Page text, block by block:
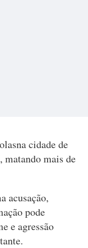
cidade de
mais de
acusação,
pode
e agressão